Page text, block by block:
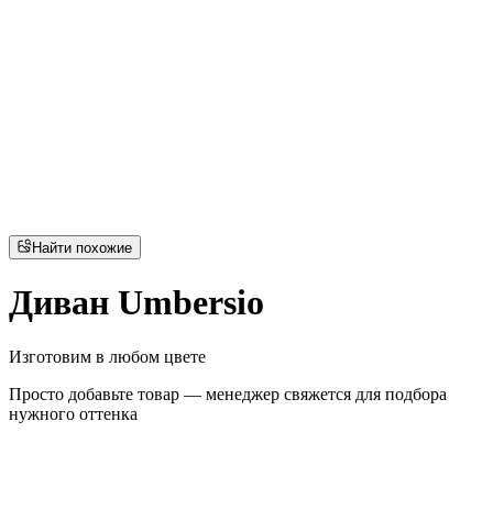
Найти похожие
Диван Umbersio
Изготовим в любом цвете
Просто добавьте товар — менеджер свяжется для подбора
нужного оттенка